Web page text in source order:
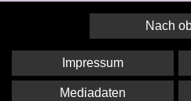
Nach
Impressum
Mediadaten